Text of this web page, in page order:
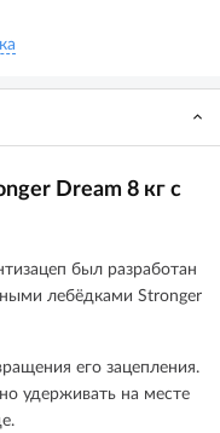
Dream 8 кг с
был разработан
лебёдками Stronger
его зацепления.
удерживать на месте